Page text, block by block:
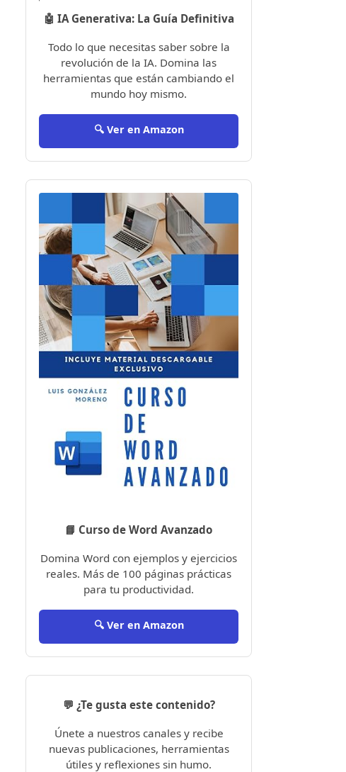
🤖 IA Generativa: La Guía Definitiva
Todo lo que necesitas saber sobre la
revolución de la IA. Domina las
herramientas que están cambiando el
mundo hoy mismo.
🔍 Ver en Amazon
📘 Curso de Word Avanzado
Domina Word con ejemplos y ejercicios
reales. Más de 100 páginas prácticas
para tu productividad.
🔍 Ver en Amazon
💬 ¿Te gusta este contenido?
Únete a nuestros canales y recibe
nuevas publicaciones, herramientas
útiles y reflexiones sin humo.